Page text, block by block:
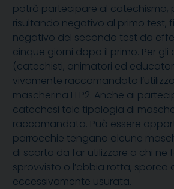
potrà partecipare al catechismo,
risultando negativo al primo test,
negativo del secondo test da
cinque giorni dopo il primo. Per gli
(catechisti, animatori ed
vivamente raccomandato
mascherina FFP2. Anche ai
catechesi tale tipologia di
raccomandata. Può essere
parrocchie tengano alcune
di scorta da far utilizzare a chi ne
sprovvisto o l’abbia rotta, sporca
eccessivamente usurata.